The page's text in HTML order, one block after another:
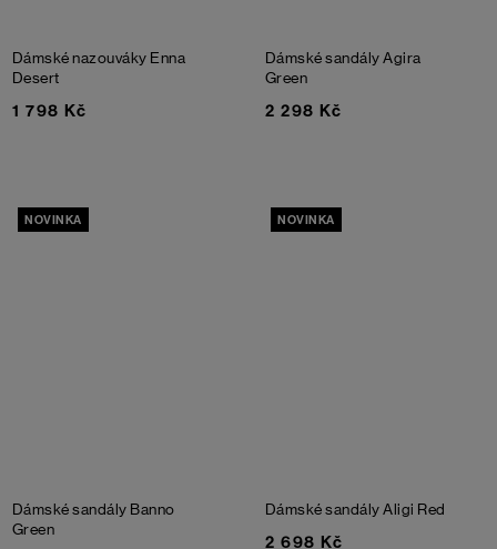
Dámské nazouváky Enna
Desert
1 798 Kč
Dámské sandály Agira
Green
2 298 Kč
NOVINKA
Dámské sandály Banno
Green
NOVINKA
Dámské sandály Aligi Red
2 698 Kč